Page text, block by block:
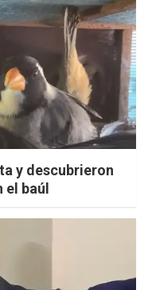
y descubrieron
baúl